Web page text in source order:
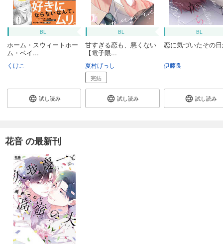
BL
ホーム・スウィートホー
ム・ベイ...
くけこ
試し読み
BL
甘すぎる恋も、悪くない
【電子限...
夏村げっし
完結
試し読み
BL
恋に気づいたその
伊藤良
試し読み
花音 の最新刊